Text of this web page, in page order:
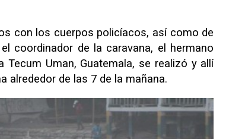
con los cuerpos policíacos, así como de
coordinador de la caravana, el hermano
Tecum Uman, Guatemala, se realizó y allí
alrededor de las 7 de la mañana.